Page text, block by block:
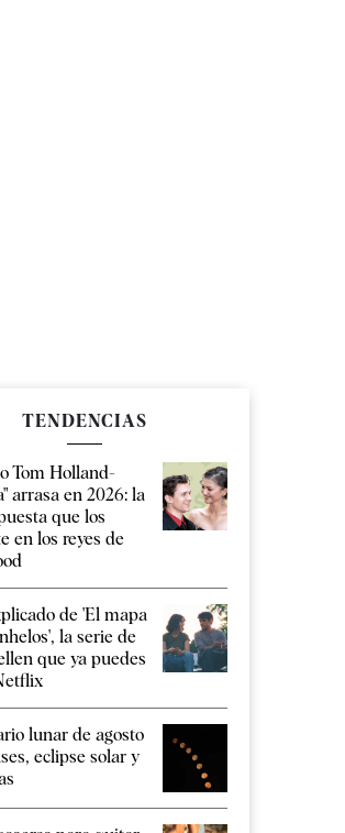
TENDENCIAS
Tom Holland-
arrasa en 2026: la
que los
en los reyes de
de 'El mapa
la serie de
que ya puedes
lunar de agosto
eclipse solar y